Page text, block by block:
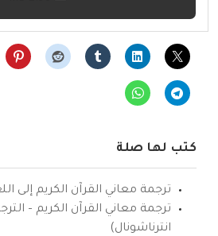
كتب لها صلة
ترجمة معاني القرآن الكريم إلى
ترجمة معاني القرآن الكريم –
انترناشونال)